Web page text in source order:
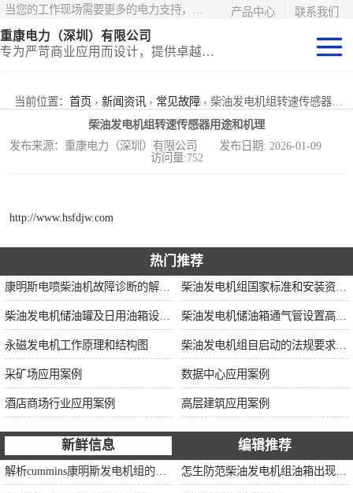
联系我们
产品中心
重康电力（深圳）有限公司
专为严苛商业应用而设计，提供卓越的价值和匹配的功能
当前位置： 首页 › 新闻资讯 › 常见故障 › 柴油发电机组转速传感器用途和机理
柴油发电机组转速传感器用途和机理
发布来源：重康电力（深圳）有限公司 发布日期: 2026-01-09
访问量:752
http://www.hsfdjw.com
热门推荐
永磁发电机工作原理和结构图
采矿场应用案例 数据中心应用案例
酒店商场行业应用案例 高层建筑应用案例
新鲜信息 编辑推荐
静音型集装箱电
站
移动式挂车电站